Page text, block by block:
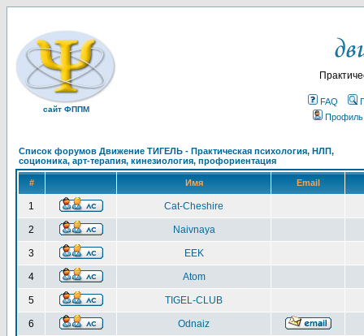
сайт ФППМ
FAQ
Профиль
Список форумов Движение ТИГЕЛЬ - Практическая психология, НЛП,
соционика, арт-терапия, кинезиология, профориентация
# Имя Email
1 Cat-Cheshire
2 Naivnaya
3 EEK
4 Atom
5 TIGEL-CLUB
6 Odnaiz